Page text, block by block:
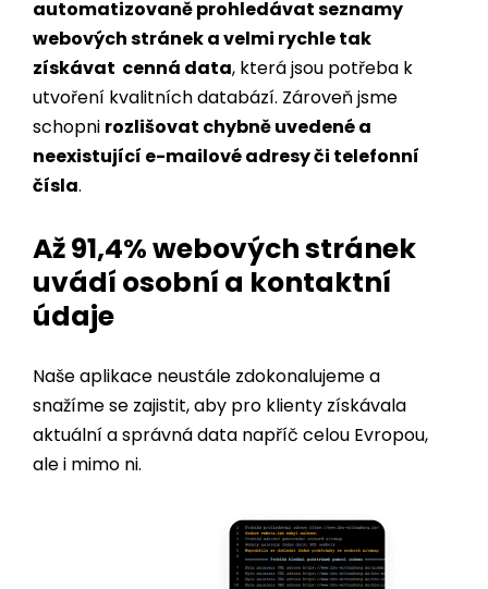
získávat cenná data, která jsou potřeba k
utvoření kvalitních databází. Zároveň jsme
schopnirozlišovat chybně uvedené a
neexistující e-mailové adresy či telefonní
čísla.
Až 91,4% webových stránek
uvádí osobní a kontaktní
údaje
Naše aplikace neustále zdokonalujeme a
aktuální a správná data napříč celou Evropou,
ale i mimo ni.